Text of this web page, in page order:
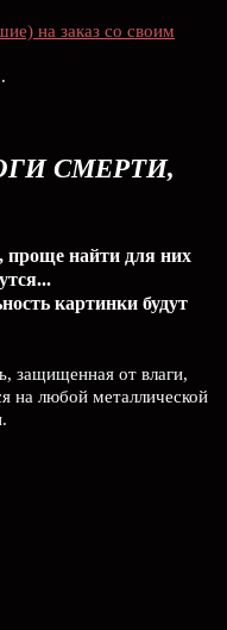
на заказ со своим
СМЕРТИ,
проще найти для них
картинки будут
защищенная от влаги,
на любой металлической